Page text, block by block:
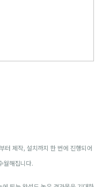
터 제작, 설치까지 한 번에 진행되어
월해집니다.